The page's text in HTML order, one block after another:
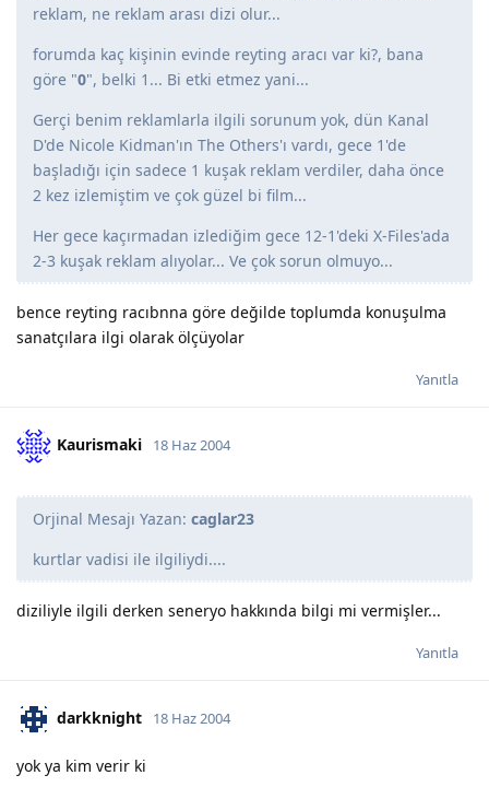
reklam, ne reklam arası dizi olur...
forumda kaç kişinin evinde reyting aracı var ki?, bana
göre "0", belki 1... Bi etki etmez yani...
Gerçi benim reklamlarla ilgili sorunum yok, dün Kanal
D'de Nicole Kidman'ın The Others'ı vardı, gece 1'de
başladığı için sadece 1 kuşak reklam verdiler, daha önce
2 kez izlemiştim ve çok güzel bi film...
Her gece kaçırmadan izlediğim gece 12-1'deki X-Files'ada
2-3 kuşak reklam alıyolar... Ve çok sorun olmuyo...
bence reyting racıbnna göre değilde toplumda konuşulma
sanatçılara ilgi olarak ölçüyolar
Yanıtla
Kaurismaki 18 Haz 2004
Orjinal Mesajı Yazan: caglar23
kurtlar vadisi ile ilgiliydi....
diziliyle ilgili derken seneryo hakkında bilgi mi vermişler...
Yanıtla
darkknight 18 Haz 2004
yok ya kim verir ki